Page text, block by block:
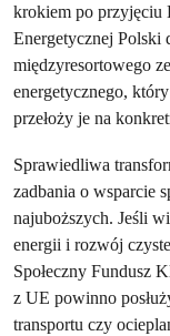
krokiem po
Energetycznej Polski
międzyresortowego
energetycznego,
przełoży je na
Sprawiedliwa
zadbania o wsparcie
najuboższych. Jeśli
energii i rozwój
Społeczny Fundusz
z UE powinno
transportu czy